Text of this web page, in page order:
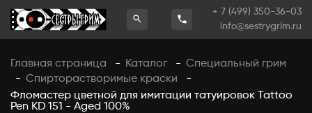
+ 7 (499) 350-36-03
info@sestrygrim.ru
Главная страница - Каталог - Специальный грим
- Спирторастворимые краски
-
Фломастер цветной для имитации татуировок Tattoo
Pen KD 151 - Aged 100%